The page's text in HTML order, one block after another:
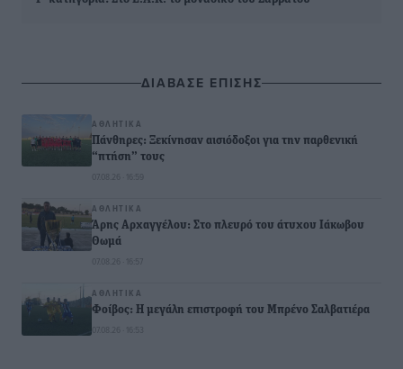
ΔΙΑΒΑΣΕ ΕΠΙΣΗΣ
ΑΘΛΗΤΙΚΆ
Πάνθηρες: Ξεκίνησαν αισιόδοξοι για την παρθενική
“πτήση” τους
07.08.26 · 16:59
ΑΘΛΗΤΙΚΆ
Άρης Αρχαγγέλου: Στο πλευρό του άτυχου Ιάκωβου
Θωμά
07.08.26 · 16:57
ΑΘΛΗΤΙΚΆ
Φοίβος: Η μεγάλη επιστροφή του Μπρένο Σαλβατιέρα
07.08.26 · 16:53